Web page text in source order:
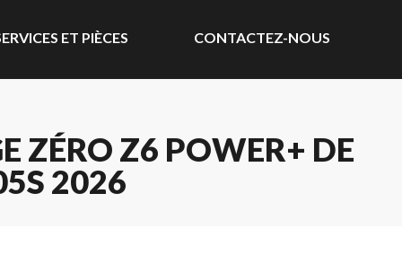
ET PIÈCES CONTACTEZ-NOUS
ZÉRO Z6 POWER+ DE
2026